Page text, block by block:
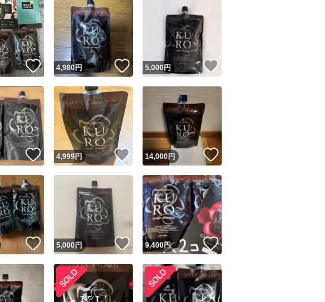
いいね！
4,980円 いいね！
5,000円
いいね！
4,999円 いいね！
14,000円
いいね！
5,000円 いいね！
9,400円 いいね！